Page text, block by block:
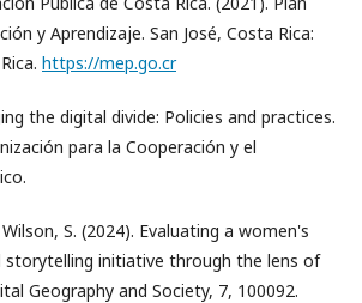
y Aprendizaje. San José, Costa Rica:
https://mep.go.cr
the digital divide: Policies and practices.
para la Cooperación y el
S. (2024). Evaluating a women's
storytelling initiative through the lens of
Geography and Society, 7, 100092.